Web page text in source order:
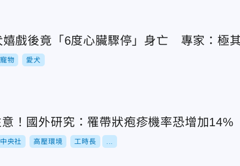
嬉戲後竟「6度心臟驟停」身亡 專家：極
寵物 愛犬
！國外研究：罹帶狀疱疹機率恐增加14%
中央社 高壓環境 工時長